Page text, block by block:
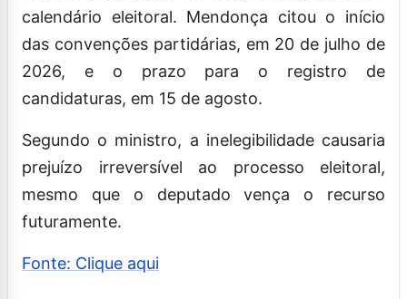
calendário eleitoral. Mendonça citou o início
das convenções partidárias, em 20 de julho de
2026, e o prazo para o registro de
candidaturas, em 15 de agosto.
Segundo o ministro, a inelegibilidade causaria
prejuízo irreversível ao processo eleitoral,
mesmo que o deputado vença o recurso
futuramente.
Fonte: Clique aqui